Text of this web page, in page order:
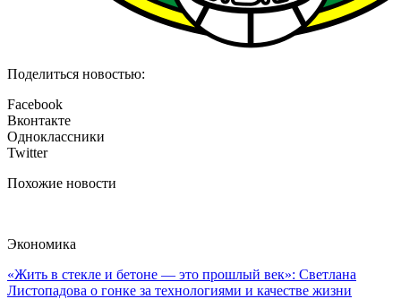
Поделиться новостью:
Facebook
Вконтакте
Одноклассники
Twitter
Похожие новости
Экономика
«Жить в стекле и бетоне — это прошлый век»: Светлана
Листопадова о гонке за технологиями и качестве жизни